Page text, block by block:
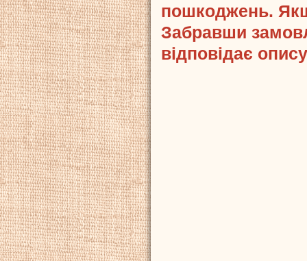
пошкоджень.
Забравши
відповідає